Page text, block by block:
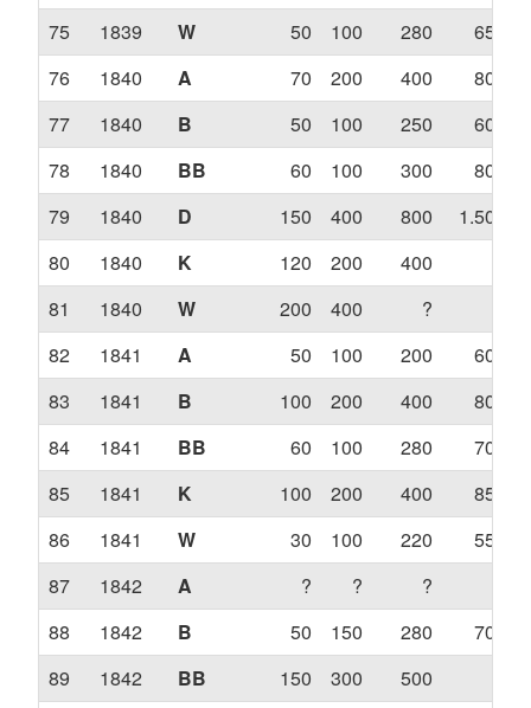
75
1839 W 50 100 280
650
76
1840 A 70 200 400
800
77
1840 B 50 100 250
600
78
1840 BB 60 100 300
800
79
1840 D 150 400 800
1.500
80
1840 K 120 200 400
81
1840 W 200 400 ?
82
1841 A 50 100 200
600
83
1841 B 100 200 400
800
84
1841 BB 60 100 280
700
85
1841 K 100 200 400
850
86
1841 W 30 100 220
550
87
1842 A ? ? ?
88
1842 B 50 150 280
700
89
1842 BB 150 300 500